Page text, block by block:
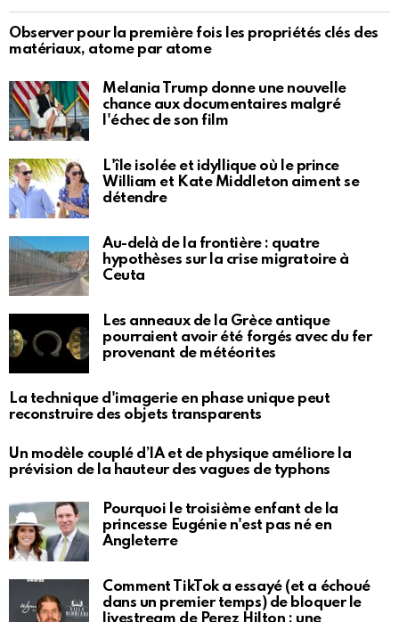
Observer pour la première fois les propriétés clés des
matériaux, atome par atome
Melania Trump donne une nouvelle
chance aux documentaires malgré
l'échec de son film
L'île isolée et idyllique où le prince
William et Kate Middleton aiment se
détendre
Au-delà de la frontière : quatre
hypothèses sur la crise migratoire à
Ceuta
Les anneaux de la Grèce antique
pourraient avoir été forgés avec du fer
provenant de météorites
La technique d'imagerie en phase unique peut
reconstruire des objets transparents
Un modèle couplé d’IA et de physique améliore la
prévision de la hauteur des vagues de typhons
Pourquoi le troisième enfant de la
princesse Eugénie n'est pas né en
Angleterre
Comment TikTok a essayé (et a échoué
dans un premier temps) de bloquer le